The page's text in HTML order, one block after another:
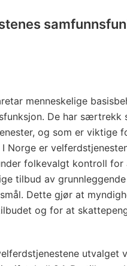
menneskelige
De har særtrekk
og som er viktige
Norge er
folkevalgt kontroll for
tilbud av
Dette gjør at
og for at
utvalget